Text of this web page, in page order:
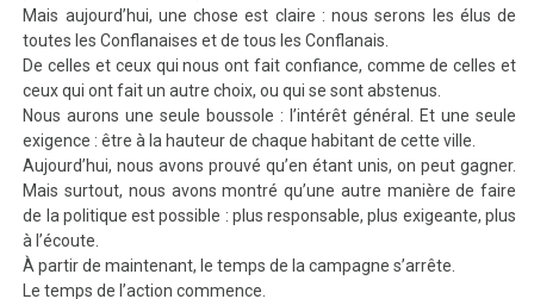
Mais aujourd’hui, une chose est claire : nous serons les élus de
toutes les Conflanaises et de tous les Conflanais.
De celles et ceux qui nous ont fait confiance, comme de celles et
ceux qui ont fait un autre choix, ou qui se sont abstenus.
Nous aurons une seule boussole : l’intérêt général. Et une seule
exigence : être à la hauteur de chaque habitant de cette ville.
Aujourd’hui, nous avons prouvé qu’en étant unis, on peut gagner.
Mais surtout, nous avons montré qu’une autre manière de faire
de la politique est possible : plus responsable, plus exigeante, plus
à l’écoute.
À partir de maintenant, le temps de la campagne s’arrête.
Le temps de l’action commence.